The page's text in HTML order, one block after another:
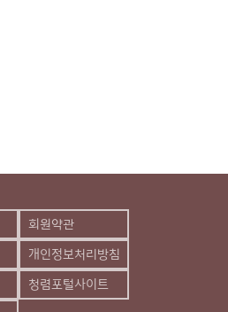
회원약관
개인정보처리방침
청렴포털사이트